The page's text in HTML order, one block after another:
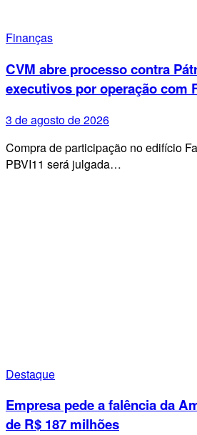
Finanças
CVM abre processo contra
executivos por operação com
3 de agosto de 2026
Compra de participação no edifício
PBVI11 será julgada…
Destaque
Empresa pede a falência da
de R$ 187 milhões